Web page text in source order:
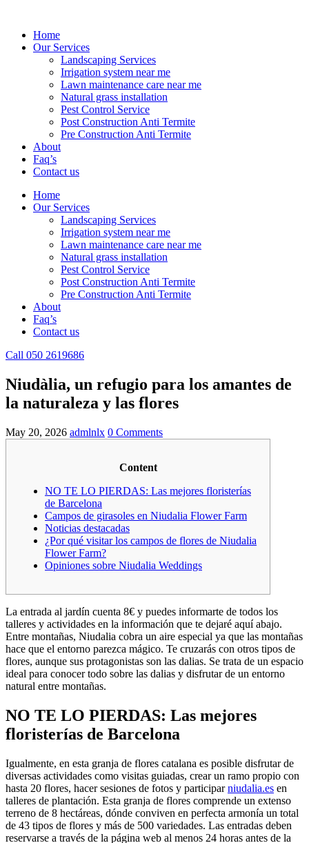
Home
Our Services
Landscaping Services
Irrigation system near me
Lawn maintenance care near me
Natural grass installation
Pest Control Service
Post Construction Anti Termite
Pre Construction Anti Termite
About
Faq’s
Contact us
Home
Our Services
Landscaping Services
Irrigation system near me
Lawn maintenance care near me
Natural grass installation
Pest Control Service
Post Construction Anti Termite
Pre Construction Anti Termite
About
Faq’s
Contact us
Call 050 2619686
Niudàlia, un refugio para los amantes de
la naturaleza y las flores
May 20, 2026 admlnlx 0 Comments
Content
NO TE LO PIERDAS: Las mejores floristerías
de Barcelona
Campos de girasoles en Niudalia Flower Farm
Noticias destacadas
¿Por qué visitar los campos de flores de Niudalia
Flower Farm?
Opiniones sobre Niudalia Weddings
La entrada al jardín cuenta 8€ y puedes informarte de todos los
talleres y actividades en la información que te dejaré aquí abajo.
Entre montañas, Niudalia cobra un aire especial ya que las montañas
hace que el entorno parezca mágico. Te cruzarás con otros tipos de
flores, aunque sus protagonistas son las dalias. Se trata de un espacio
ideal para conocer todo sobre las dalias y disfrutar de un entorno
natural entre montañas.
NO TE LO PIERDAS: Las mejores
floristerías de Barcelona
Igualmente, en esta granja de flores catalana es posible disfrutar de
diversas actividades como visitas guiadas, crear un ramo propio con
hasta 20 flores, hacer sesiones de fotos y participarniudalia.es en
talleres de plantación. Esta granja de flores comprende un extenso
terreno de 8 hectáreas, dónde conviven en perfecta armonía un total
de 43 tipos de flores y más de 500 variedades. Las entradas deben
reservarse a través de la página web al menos 24 horas antes de la